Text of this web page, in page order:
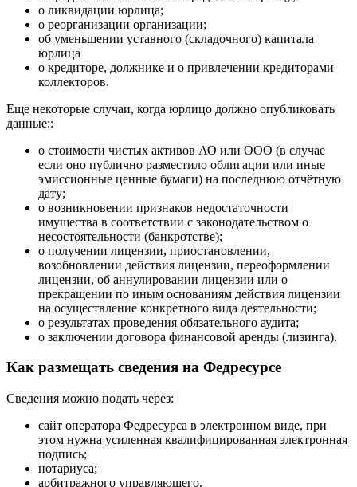
о ликвидации юрлица;
о реорганизации организации;
об уменьшении уставного (складочного) капитала
юрлица
о кредиторе, должнике и о привлечении кредиторами
коллекторов.
Еще некоторые случаи, когда юрлицо должно опубликовать
данные::
о стоимости чистых активов АО или ООО (в случае
если оно публично разместило облигации или иные
эмиссионные ценные бумаги) на последнюю отчётную
дату;
о возникновении признаков недостаточности
имущества в соответствии с законодательством о
несостоятельности (банкротстве);
о получении лицензии, приостановлении,
возобновлении действия лицензии, переоформлении
лицензии, об аннулировании лицензии или о
прекращении по иным основаниям действия лицензии
на осуществление конкретного вида деятельности;
о результатах проведения обязательного аудита;
о заключении договора финансовой аренды (лизинга).
Как размещать сведения на Федресурсе
Сведения можно подать через:
сайт оператора Федресурса в электронном виде, при
этом нужна усиленная квалифицированная электронная
подпись;
нотариуса;
арбитражного управляющего.